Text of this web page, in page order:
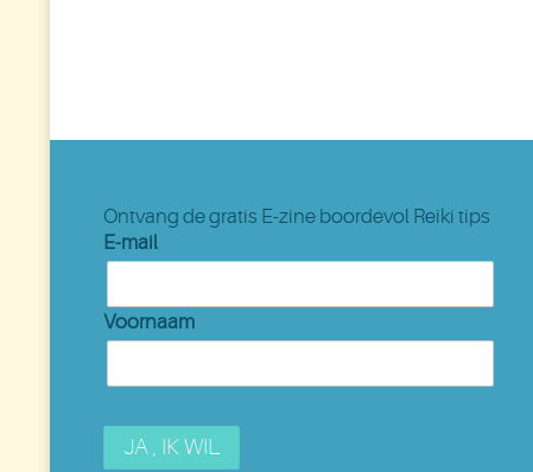
Ontvang de gratis E-zine boordevol Reiki tips
E-mail
Voornaam